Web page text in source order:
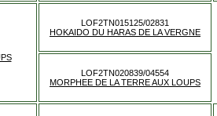
LOF2TN015125/02831
HOKAIDO DU HARAS DE LA VERGNE
LOF2TN020839/04554
MORPHEE DE LA TERRE AUX LOUPS